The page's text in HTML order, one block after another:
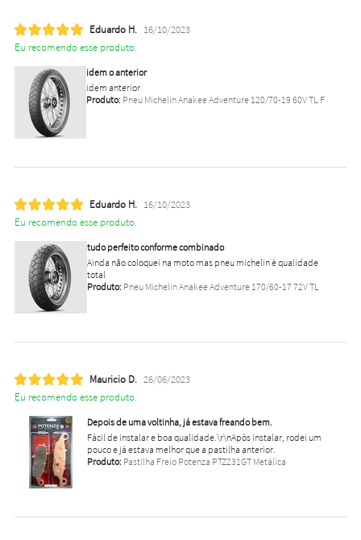
Eduardo H. 16/10/2023
Eu recomendo esse produto.
idem o anterior
idem anterior
Produto:Pneu Michelin Anakee Adventure 120/70-19 60V TL F
Eduardo H. 16/10/2023
Eu recomendo esse produto.
tudo perfeito conforme combinado
Ainda não coloquei na moto mas pneu michelin é qualidade
total
Produto:Pneu Michelin Anakee Adventure 170/60-17 72V TL
Mauricio D. 26/06/2023
Eu recomendo esse produto.
Depois de uma voltinha, já estava freando bem.
Fácil de instalar e boa qualidade.\r\nApós instalar, rodei um
pouco e já estava melhor que a pastilha anterior.
Produto:Pastilha Freio Potenza PTZ231GT Metálica